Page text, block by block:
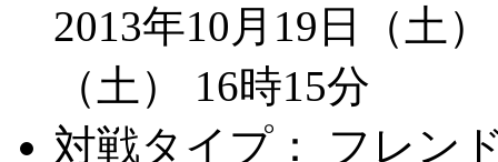
2013年10月19日（土
（土） 16時15分
対戦タイプ： フレン